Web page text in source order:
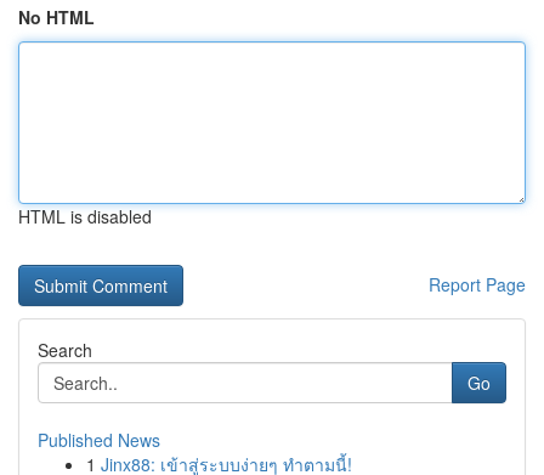
No HTML
HTML is disabled
Report Page
Search
Go
Published News
1 Jinx88: เข้าสู่ระบบง่ายๆ ทำตามนี้!